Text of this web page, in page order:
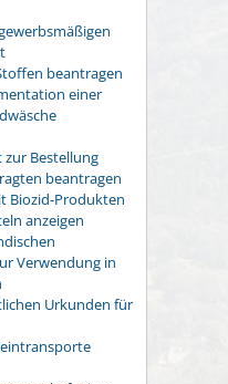
beantragen
einer
Bestellung
beantragen
Biozid-Produkten
anzeigen
Verwendung in
Urkunden für